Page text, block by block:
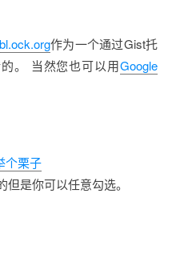
作为一个通过Gist托
。 当然您也可以用Google
个栗子
是你可以任意勾选。